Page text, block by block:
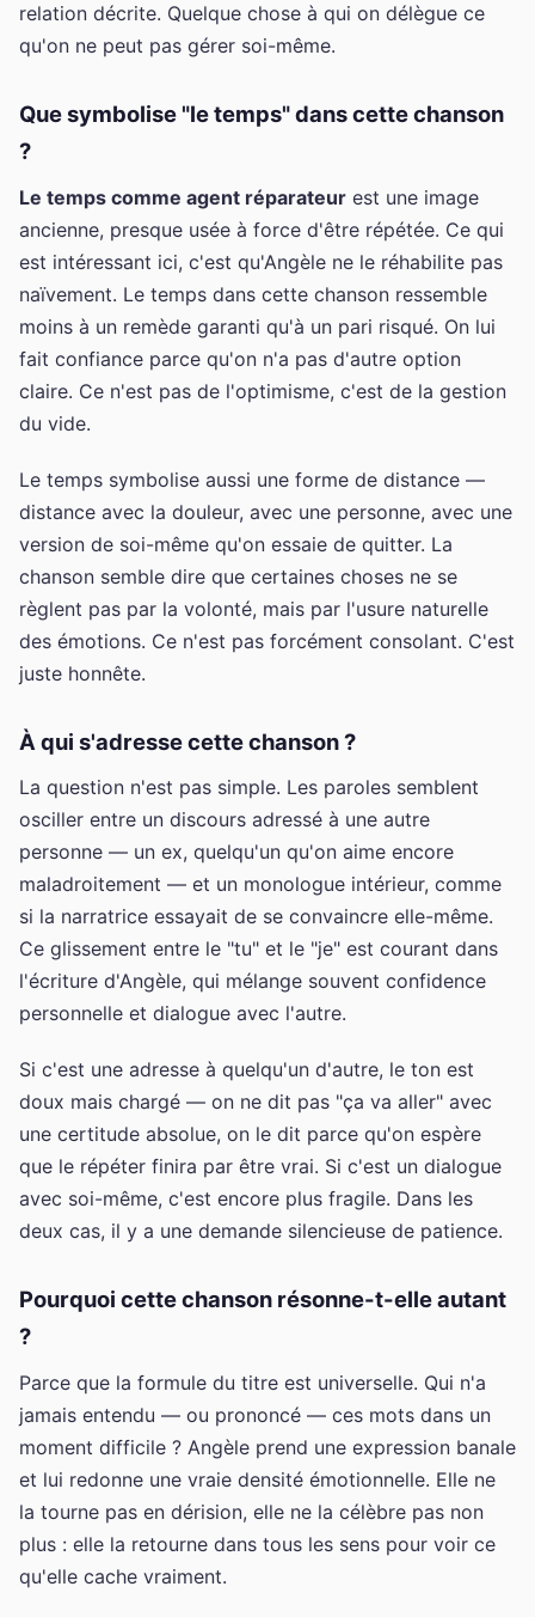
relation décrite. Quelque chose à qui on délègue ce
qu'on ne peut pas gérer soi-même.
Que symbolise "le temps" dans cette chanson
?
Le temps comme agent réparateur est une image
ancienne, presque usée à force d'être répétée. Ce qui
est intéressant ici, c'est qu'Angèle ne le réhabilite pas
naïvement. Le temps dans cette chanson ressemble
moins à un remède garanti qu'à un pari risqué. On lui
fait confiance parce qu'on n'a pas d'autre option
claire. Ce n'est pas de l'optimisme, c'est de la gestion
du vide.
Le temps symbolise aussi une forme de distance —
distance avec la douleur, avec une personne, avec une
version de soi-même qu'on essaie de quitter. La
chanson semble dire que certaines choses ne se
règlent pas par la volonté, mais par l'usure naturelle
des émotions. Ce n'est pas forcément consolant. C'est
juste honnête.
À qui s'adresse cette chanson ?
La question n'est pas simple. Les paroles semblent
osciller entre un discours adressé à une autre
personne — un ex, quelqu'un qu'on aime encore
maladroitement — et un monologue intérieur, comme
si la narratrice essayait de se convaincre elle-même.
Ce glissement entre le "tu" et le "je" est courant dans
l'écriture d'Angèle, qui mélange souvent confidence
personnelle et dialogue avec l'autre.
Si c'est une adresse à quelqu'un d'autre, le ton est
doux mais chargé — on ne dit pas "ça va aller" avec
une certitude absolue, on le dit parce qu'on espère
que le répéter finira par être vrai. Si c'est un dialogue
avec soi-même, c'est encore plus fragile. Dans les
deux cas, il y a une demande silencieuse de patience.
Pourquoi cette chanson résonne-t-elle autant
?
Parce que la formule du titre est universelle. Qui n'a
jamais entendu — ou prononcé — ces mots dans un
moment difficile ? Angèle prend une expression banale
et lui redonne une vraie densité émotionnelle. Elle ne
la tourne pas en dérision, elle ne la célèbre pas non
plus : elle la retourne dans tous les sens pour voir ce
qu'elle cache vraiment.